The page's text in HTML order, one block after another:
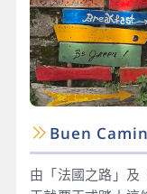
Buen
由「法國之路」及